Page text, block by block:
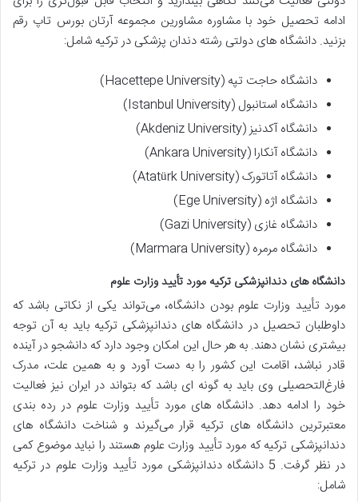
ادامه تحصیل خود با مشاوره مشاورین مجموعه آرتان بورس تاپ رقم
بزنید. دانشگاه های دولتی رشته دندان پزشکی در ترکیه شامل:
دانشگاه حاجت تپه (Hacettepe University)
دانشگاه استانبول (Istanbul University)
دانشگاه آکدنیز (Akdeniz University)
دانشگاه آنکارا (Ankara University)
دانشگاه آتاتورک (Atatürk University)
دانشگاه اژه (Ege University)
دانشگاه غازی (Gazi University)
دانشگاه مرمره (Marmara University)
دانشگاه های دندانپزشکی ترکیه مورد تأیید وزارت علوم
مورد تأیید وزارت علوم بودن دانشگاه، می‌تواند یکی از نکاتی باشد که
داوطلبان تحصیل در دانشگاه های دندانپزشکی ترکیه باید به آن توجه
بیشتری نشان دهند. به هر حال این امکان وجود دارد که دانشجو در آینده
قادر نباشد، اقامت این کشور را به دست آورد و به همین علت، مدرک
فارغ‌التحصیلی وی باید به گونه ای باشد که بتواند در ایران نیز فعالیت
خود را ادامه دهد. دانشگاه های مورد تأیید وزارت علوم در رده بندی
معتبرترین دانشگاه های ترکیه قرار می‌گیرند و شناخت دانشگاه های
دندانپزشکی ترکیه که مورد تأیید وزارت علوم هستند را نباید موضوع کمی
در نظر گرفت. 5 دانشگاه دندانپزشکی مورد تأیید وزارت علوم در ترکیه
شامل: